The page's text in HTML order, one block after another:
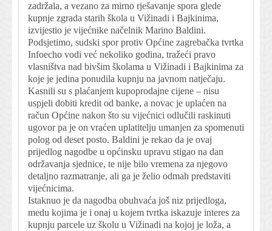
zadržala, a vezano za mirno rješavanje spora glede
kupnje zgrada starih škola u Vižinadi i Bajkinima,
izvijestio je vijećnike načelnik Marino Baldini.
Podsjetimo, sudski spor protiv Općine zagrebačka tvrtka
Infoecho vodi već nekoliko godina, tražeći pravo
vlasništva nad bivšim školama u Vižinadi i Bajkinima za
koje je jedina ponudila kupnju na javnom natječaju.
Kasnili su s plaćanjem kupoprodajne cijene – nisu
uspjeli dobiti kredit od banke, a novac je uplaćen na
račun Općine nakon što su vijećnici odlučili raskinuti
ugovor pa je on vraćen uplatitelju umanjen za spomenuti
polog od deset posto. Baldini je rekao da je ovaj
prijedlog nagodbe u općinsku upravu stigao na dan
održavanja sjednice, te nije bilo vremena za njegovo
detaljno razmatranje, ali ga je želio odmah predstaviti
vijećnicima.
Istaknuo je da nagodba obuhvaća još niz prijedloga,
medu kojima je i onaj u kojem tvrtka iskazuje interes za
kupnju parcele uz školu u Vižinadi na kojoj je loža, a